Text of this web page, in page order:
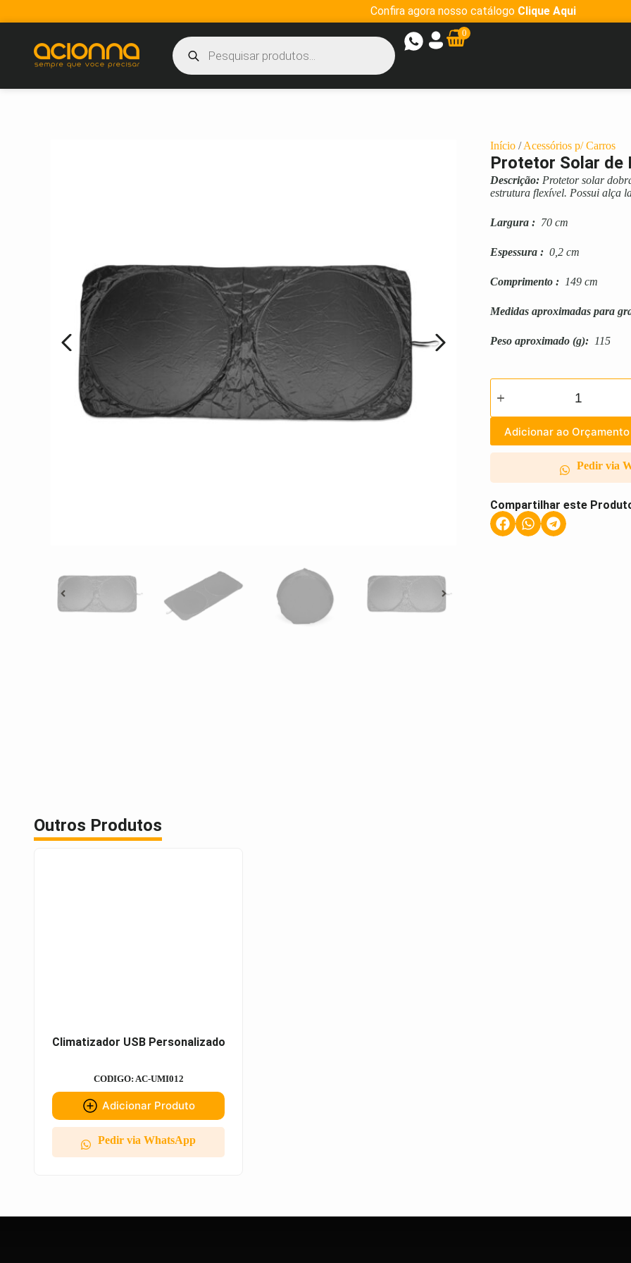
Confira agora nosso catálogo Clique Aqui
0
Início /Acessórios p/ Carros
Protetor Solar de
Descrição: Protetor solar
estrutura flexível. Possui alça
Largura : 70 cm
Espessura : 0,2 cm
Comprimento : 149 cm
Medidas aproximadas para
Peso aproximado (g): 115
Adicionar ao Orçamento
Pedir via
Compartilhar este
Outros Produtos
Climatizador USB Personalizado
CODIGO: AC-UMI012
Adicionar Produto
Pedir via WhatsApp